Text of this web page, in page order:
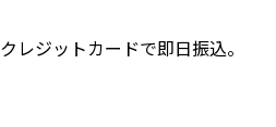
クレジットカードで即日振込。